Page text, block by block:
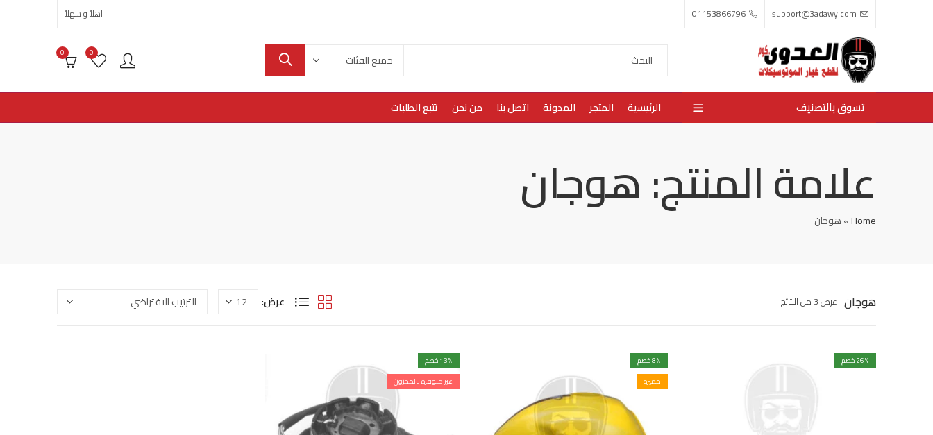
support@3adawy.com
01153866796 اهلاً و سهلاً
0
0
تسوق بالتصنيف الرئيسية المتجر المدونة اتصل بنا من نحن تتبع الطلبات
علامة المنتج: هوجان
Home
»هوجان
هوجان عرض 3 من النتائج عرض:
26% خصم 8% خصم
مميزة
13% خصم
غير متوفرة بالمخزون